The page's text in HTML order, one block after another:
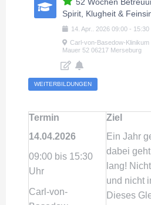
52 Wochen
Spirit, Klugheit &
14. Apr. 2026 09:00- 15:30
Carl-von-Basedow-
Mauer 52 06217 Merseburg
WEITERBILDUNGEN
Termin
14.04.2026
09:00 bis 15:30
Uhr
Carl-von-
Ziel
Ein Jahr
dabei
lang!
und nicht
Dieses